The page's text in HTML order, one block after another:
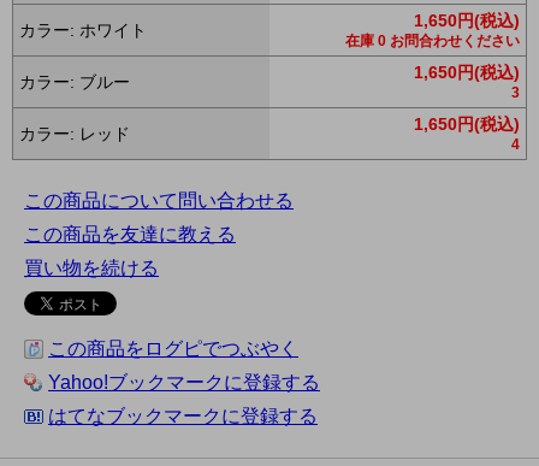
カラー: ホワイト 1,650円(税込)
在庫 0 お問合わせください
カラー: ブルー 1,650円(税込)
3
カラー: レッド 1,650円(税込)
4
この商品について問い合わせる
この商品を友達に教える
買い物を続ける
この商品をログピでつぶやく
Yahoo!ブックマークに登録する
はてなブックマークに登録する